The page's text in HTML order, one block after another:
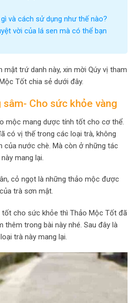
và cách sử dụng như thế nào?
vời của lá sen mà có thể bạn
mật trứ danh này, xin mời Qúy vị tham
Tốt chia sẻ dưới đây.
Cho sức khỏe vàng
mộc mang dược tính tốt cho cơ thể.
có vị thế trong các loại trà, không
của nước chè. Mà còn ở những tác
mang lại.
cỏ ngọt là những thảo mộc được
trà sơn mật.
cho sức khỏe thì Thảo Mộc Tốt đã
thêm trong bài này nhé. Sau đây là
trà này mang lại.